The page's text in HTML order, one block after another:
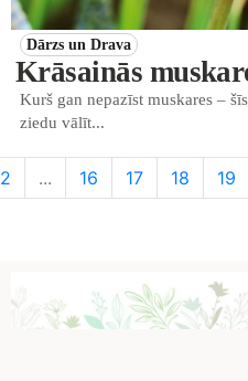
Dārzs un Drava
Krāsainās
Kurš gan nepazīst muskares –
ziedu vālīt...
2 ... 16 17 18 19